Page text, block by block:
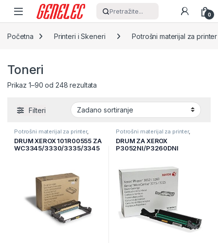
Skip to navigation
Skip to content
Pretražite... 0
Početna Printeri i Skeneri Potrošni materijal za printer
Toneri
Prikaz 1–90 od 248 rezultata
Filteri
Potrošni materijal za printer,
Printeri i Skeneri Toneri
DRUM XEROX 101R00555 ZA
WC3345/3330/3335/3345
Potrošni materijal za printer,
Printeri i Skeneri Toneri
DRUM ZA XEROX
P3052NI/P3260DNI